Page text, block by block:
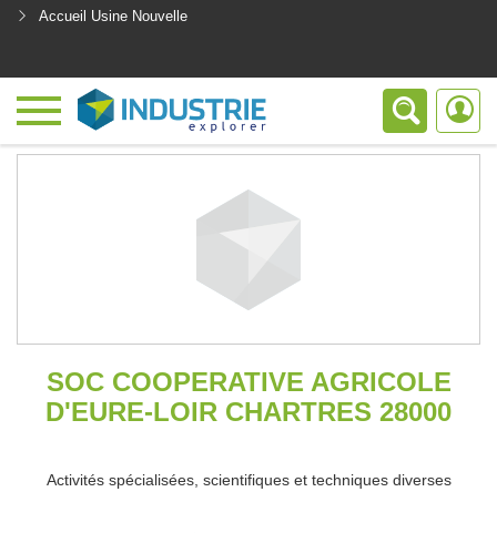
Accueil Usine Nouvelle
SOC COOPERATIVE AGRICOLE
D'EURE-LOIR CHARTRES 28000
Activités spécialisées, scientifiques et techniques diverses